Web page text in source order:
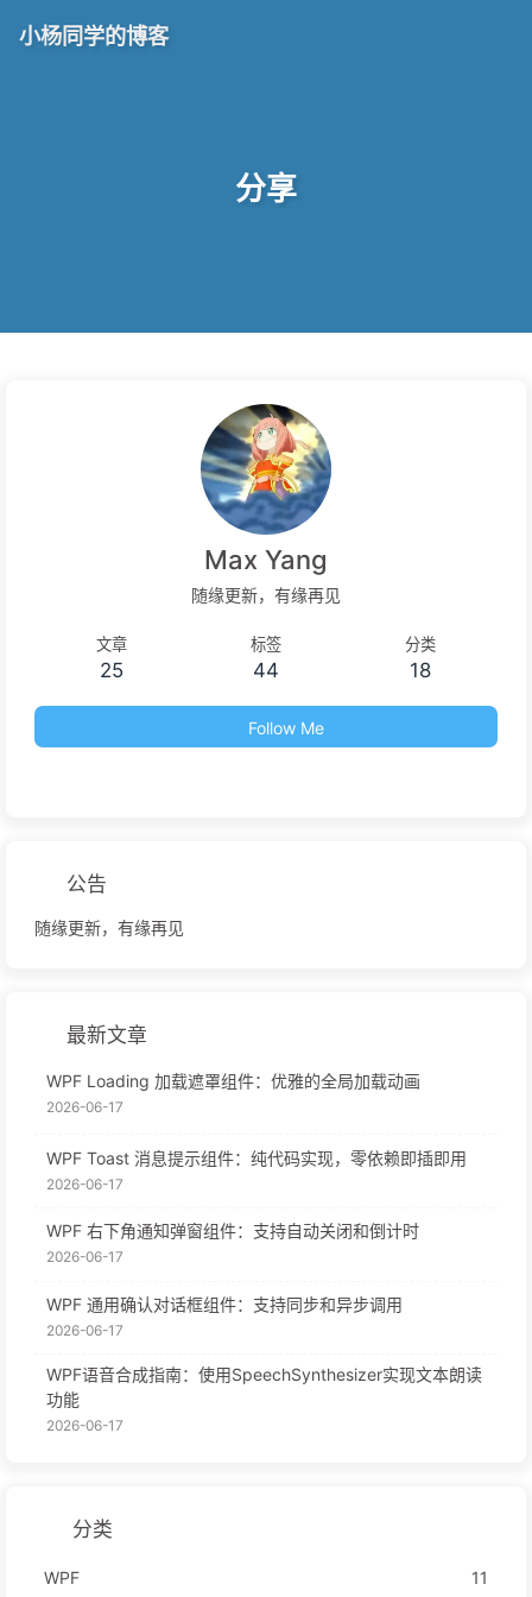
小杨同学的博客
分享
Max Yang
随缘更新，有缘再见
文章
25
标签
44
分类
18
Follow Me
公告
随缘更新，有缘再见
最新文章
WPF Loading 加载遮罩组件：优雅的全局加载动画
2026-06-17
WPF Toast 消息提示组件：纯代码实现，零依赖即插即用
2026-06-17
WPF 右下角通知弹窗组件：支持自动关闭和倒计时
2026-06-17
WPF 通用确认对话框组件：支持同步和异步调用
2026-06-17
WPF语音合成指南：使用SpeechSynthesizer实现文本朗读
功能
2026-06-17
分类
WPF 11